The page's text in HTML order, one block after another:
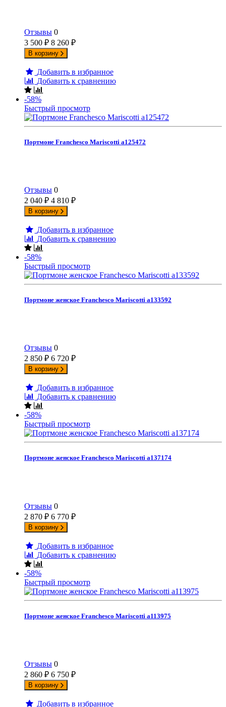
Отзывы 0
3 500 ₽ 8 260 ₽
В корзину
Добавить в избранное
Добавить к сравнению
-58%
Быстрый просмотр
Портмоне Franchesco Mariscotti а125472
Отзывы 0
2 040 ₽ 4 810 ₽
В корзину
Добавить в избранное
Добавить к сравнению
-58%
Быстрый просмотр
Портмоне женское Franchesco Mariscotti а133592
Отзывы 0
2 850 ₽ 6 720 ₽
В корзину
Добавить в избранное
Добавить к сравнению
-58%
Быстрый просмотр
Портмоне женское Franchesco Mariscotti а137174
Отзывы 0
2 870 ₽ 6 770 ₽
В корзину
Добавить в избранное
Добавить к сравнению
-58%
Быстрый просмотр
Портмоне женское Franchesco Mariscotti а113975
Отзывы 0
2 860 ₽ 6 750 ₽
В корзину
Добавить в избранное